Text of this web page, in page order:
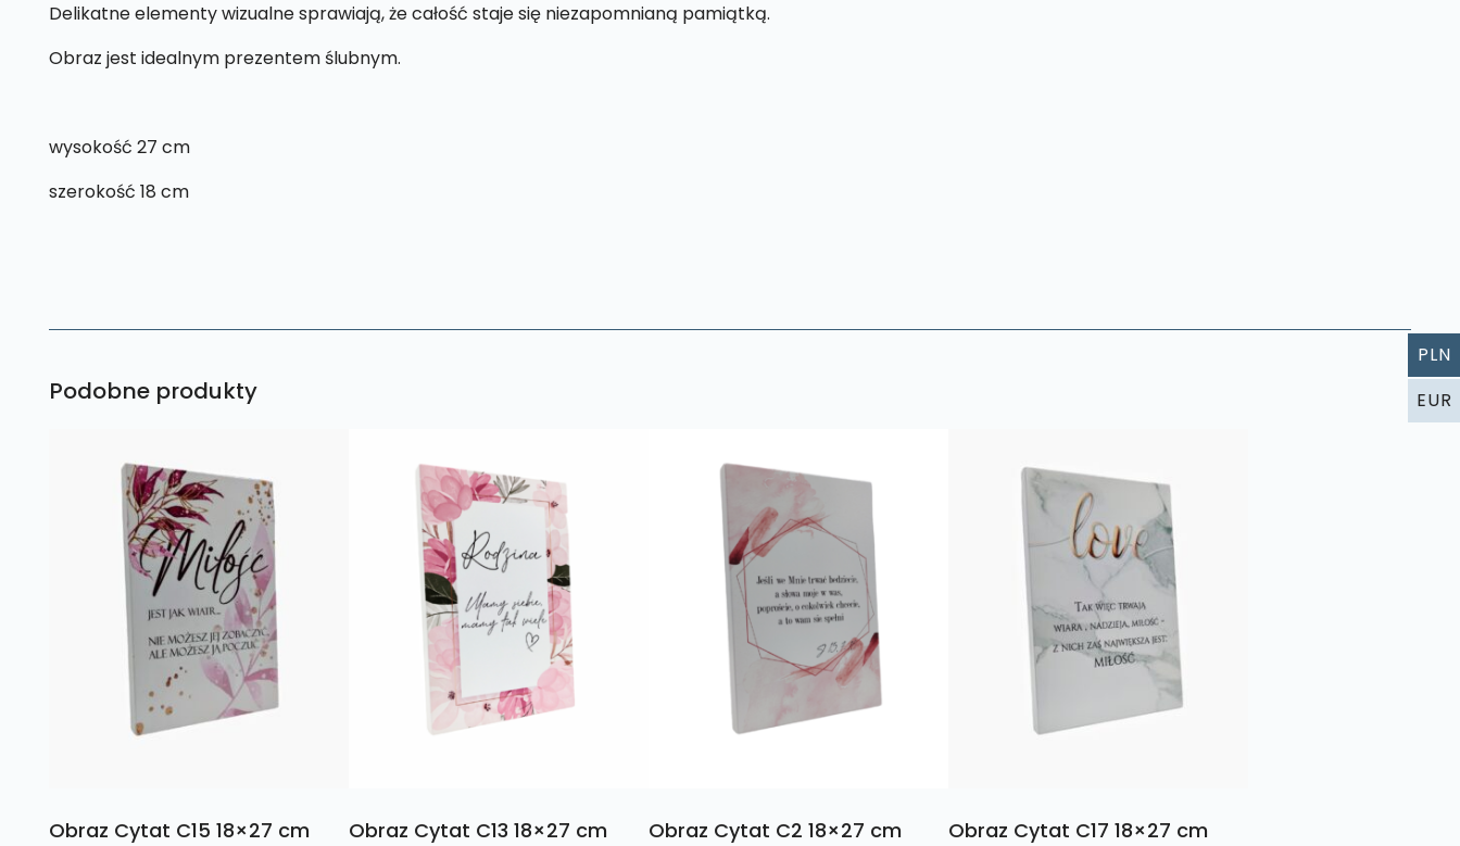
Delikatne elementy wizualne sprawiają, że całość staje się niezapomnianą pamiątką.
Obraz jest idealnym prezentem ślubnym.
wysokość 27 cm
szerokość 18 cm
Podobne produkty
Obraz Cytat C15 18×27 cm Obraz Cytat C13 18×27 cm Obraz Cytat C2 18×27 cm Obraz Cytat C17 18×27 cm
PLN
EUR